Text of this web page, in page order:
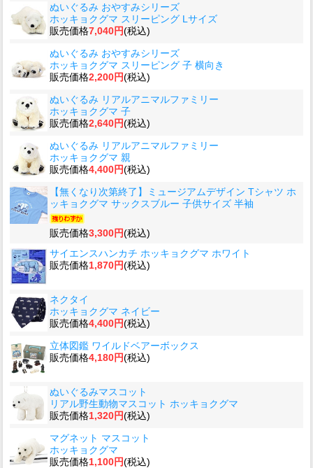
ぬいぐるみ おやすみシリーズ
ホッキョクグマ スリーピング Lサイズ
販売価格7,040円(税込)
ぬいぐるみ おやすみシリーズ
ホッキョクグマ スリーピング 子 横向き
販売価格2,200円(税込)
ぬいぐるみ リアルアニマルファミリー
ホッキョクグマ 子
販売価格2,640円(税込)
ぬいぐるみ リアルアニマルファミリー
ホッキョクグマ 親
販売価格4,400円(税込)
【無くなり次第終了】ミュージアムデザイン Tシャツ ホ
ッキョクグマ サックスブルー 子供サイズ 半袖
販売価格3,300円(税込)
サイエンスハンカチ ホッキョクグマ ホワイト
販売価格1,870円(税込)
ネクタイ
ホッキョクグマ ネイビー
販売価格4,400円(税込)
立体図鑑 ワイルドベアーボックス
販売価格4,180円(税込)
ぬいぐるみマスコット
リアル野生動物マスコット ホッキョクグマ
販売価格1,320円(税込)
マグネット マスコット
ホッキョクグマ
販売価格1,100円(税込)